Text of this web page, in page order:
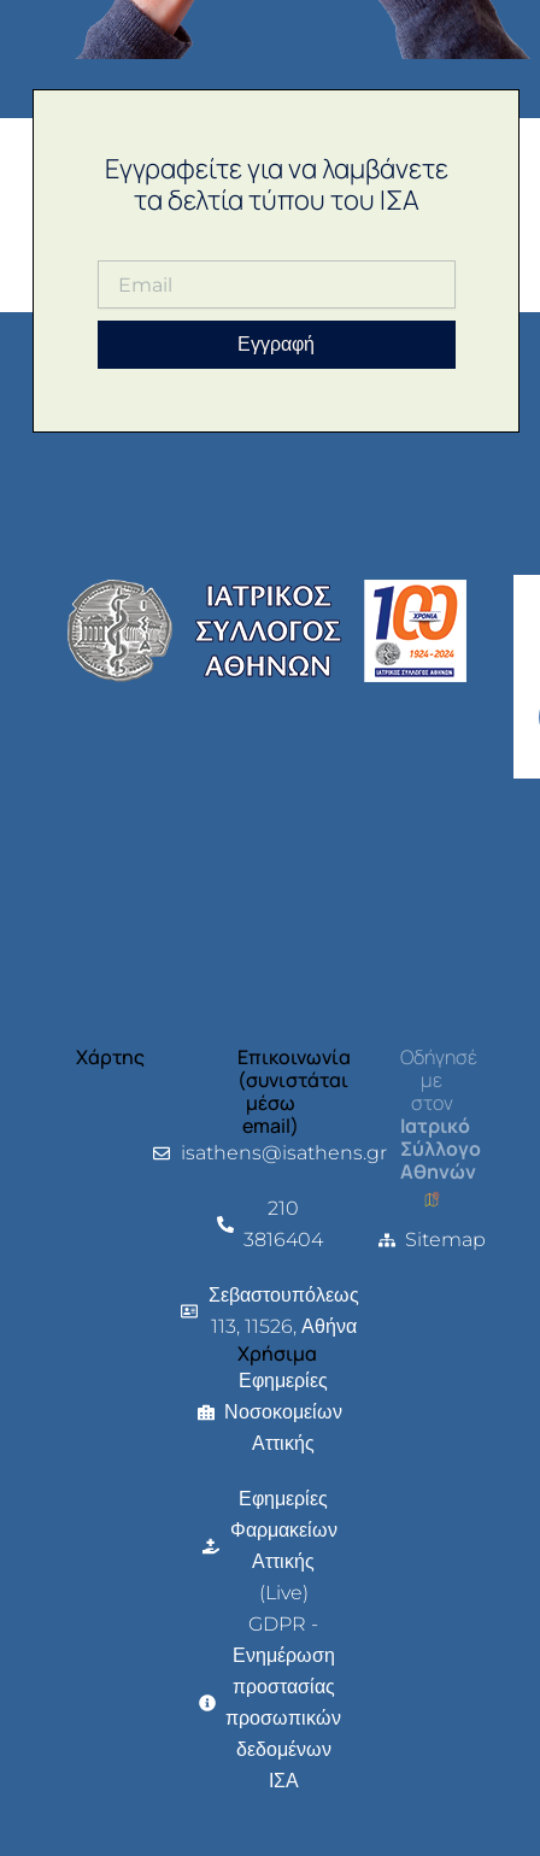
Εγγραφείτε για να λαμβάνετε
τα δελτία τύπου του ΙΣΑ
Εγγραφή
Χάρτης
Επικοινωνία
(συνιστάται
μέσω
email)
isathens@isathens.gr
210
3816404
Σεβαστουπόλεως
113, 11526, Αθήνα
Χρήσιμα
Εφημερίες
Νοσοκομείων
Αττικής
Εφημερίες
Φαρμακείων
Αττικής
(Live)
GDPR -
Ενημέρωση
προστασίας
προσωπικών
δεδομένων
ΙΣΑ
Οδήγησέ
με
στον
Ιατρικό
Σύλλογο
Αθηνών
Sitemap